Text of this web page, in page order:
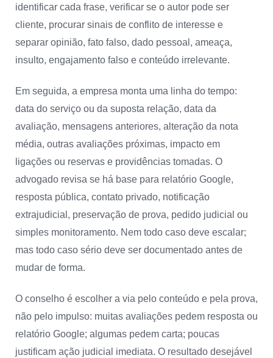
identificar cada frase, verificar se o autor pode ser
cliente, procurar sinais de conflito de interesse e
separar opinião, fato falso, dado pessoal, ameaça,
insulto, engajamento falso e conteúdo irrelevante.
Em seguida, a empresa monta uma linha do tempo:
data do serviço ou da suposta relação, data da
avaliação, mensagens anteriores, alteração da nota
média, outras avaliações próximas, impacto em
ligações ou reservas e providências tomadas. O
advogado revisa se há base para relatório Google,
resposta pública, contato privado, notificação
extrajudicial, preservação de prova, pedido judicial ou
simples monitoramento. Nem todo caso deve escalar;
mas todo caso sério deve ser documentado antes de
mudar de forma.
O conselho é escolher a via pelo conteúdo e pela prova,
não pelo impulso: muitas avaliações pedem resposta ou
relatório Google; algumas pedem carta; poucas
justificam ação judicial imediata. O resultado desejável